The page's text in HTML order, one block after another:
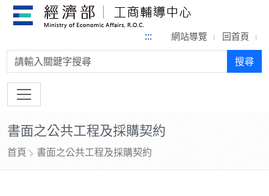
::: 網站導覽 回首頁
搜尋: 搜尋
書面之公共工程及採購契約
首頁 書面之公共工程及採購契約